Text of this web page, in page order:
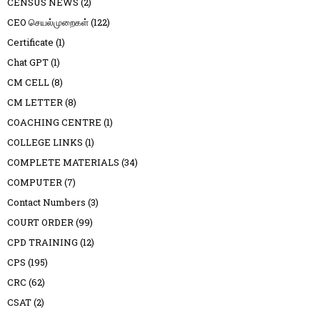
CEO செயல்முறைகள்(122)
Certificate (1)
Chat GPT(1)
CM CELL(8)
CM LETTER(8)
COACHING CENTRE (1)
COLLEGE LINKS (1)
COMPLETE MATERIALS (34)
COMPUTER(7)
Contact Numbers (3)
COURT ORDER(99)
CPD TRAINING (12)
CPS (195)
CRC (62)
CSAT(2)